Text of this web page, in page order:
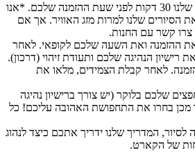
הקפידו להגיע לחנות שלנו 30 דקות לפני שעת ההזמנה שלכם. *אנו
הסיורים שלנו למרות מזג האוויר. אך אם
צרו קשר עם החנות.
את ההזמנה ואת השעה שלכם לקופאי. לאחר
רישיון הנהיגה שלכם ותעודת זיהוי (דרכון).
לאחר קבלת הצמידים, מלאו את
שלכם בלוקר (יש צורך ברישיון נהיגה
מכן בחרו את התחפושת האהובה עליכם! כל
המדריך שלנו ידריך אתכם כיצד לנהוג
של הקארט.